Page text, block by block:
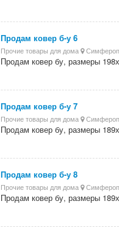
Продам ковер б-у 6
Прочие товары для дома
Продам ковер бу, размеры
Продам ковер б-у 7
Прочие товары для дома
Продам ковер бу, размеры
Продам ковер б-у 8
Прочие товары для дома
Продам ковер бу, размеры